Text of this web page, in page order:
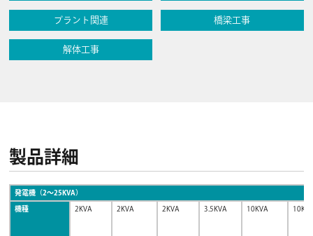
プラント関連 橋梁工事
解体工事
製品詳細
発電機（2〜25KVA）
機種 2KVA 2KVA 2KVA 3.5KVA 10KVA